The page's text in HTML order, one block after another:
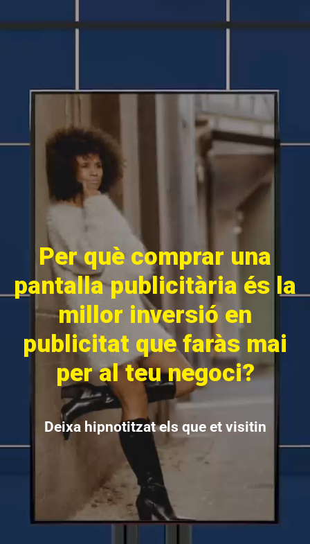
Per què comprar una
pantalla publicitària és la
millor inversió en
publicitat que faràs mai
per al teu negoci?
Deixa hipnotitzat els que et visitin